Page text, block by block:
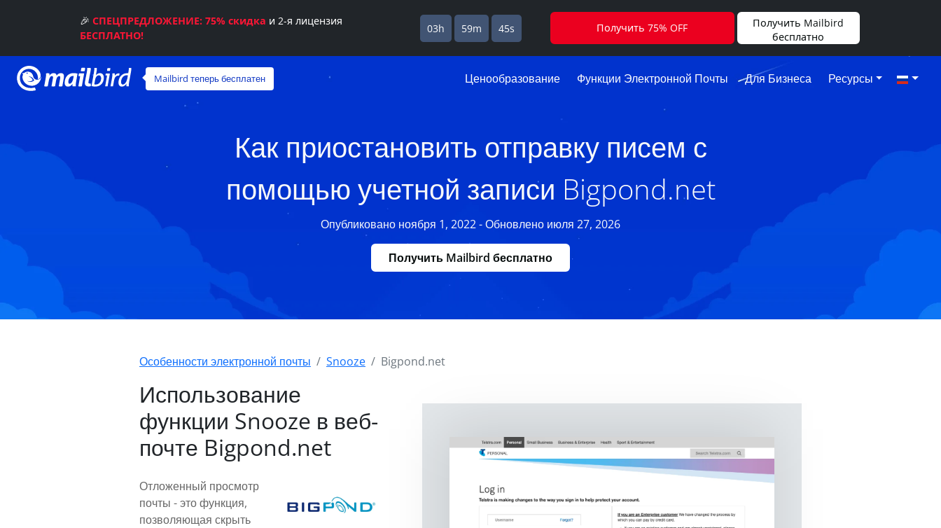
Mailbird теперь бесплатен Ценообразование Функции Электронной Почты Для Бизнеса Ресурсы
Как приостановить отправку писем с
помощью учетной записи Bigpond.net
Опубликовано ноября 1, 2022 - Обновлено июля 27, 2026
Получить Mailbird бесплатно
Особенности электронной почты Snooze Bigpond.net
Использование
функции Snooze в веб-
почте Bigpond.net
Отложенный просмотр
почты - это функция,
позволяющая скрыть
🎉 СПЕЦПРЕДЛОЖЕНИЕ: 75% скидка и 2-я лицензия
БЕСПЛАТНО!
03h 59m 44s Получить 75% OFF
Получить Mailbird
бесплатно